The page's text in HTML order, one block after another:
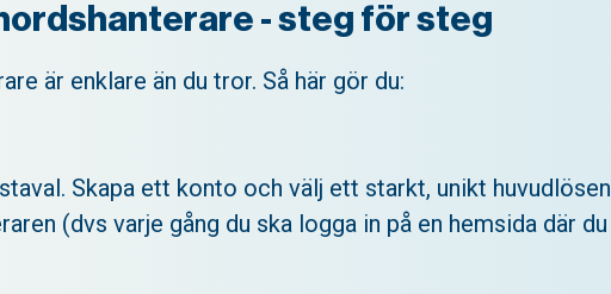
- steg för steg
är enklare än du tror. Så här gör du:
Skapa ett konto och välj ett starkt, unikt
(dvs varje gång du ska logga in på en hemsida där